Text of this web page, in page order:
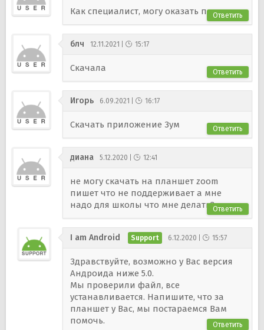
Как специалист, могу оказать помощь.
Ответить
блч 12.11.2021 15:17
Скачала Ответить
Игорь 6.09.2021 16:17
Скачать приложение Зум Ответить
диана 5.12.2020 12:41
не могу скачать на планшет zoom
пишет что не поддерживает а мне
надо для школы что мне делать?Ответить
I am Android 6.12.2020 15:57
Здравствуйте, возможно у Вас версия
Андроида ниже 5.0.
Мы проверили файл, все
устанавливается. Напишите, что за
планшет у Вас, мы постараемся Вам
помочь.
Ответить